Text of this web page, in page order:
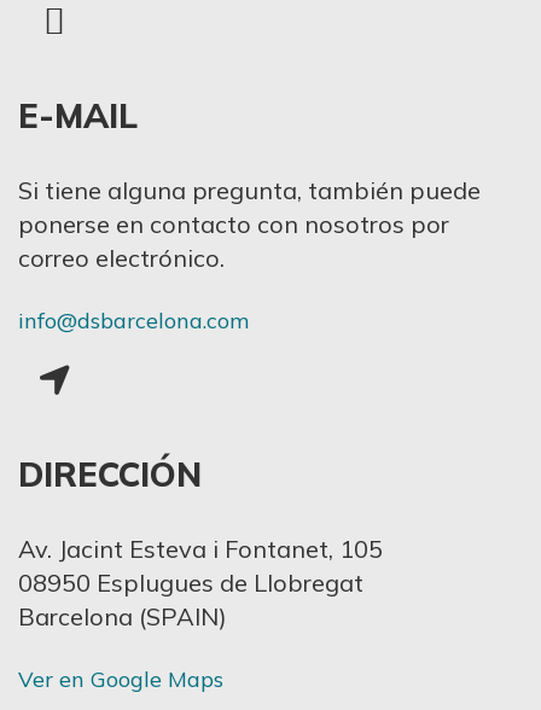
E-MAIL
Si tiene alguna pregunta, también puede
ponerse en contacto con nosotros por
correo electrónico.
info@dsbarcelona.com
DIRECCIÓN
Av. Jacint Esteva i Fontanet, 105
08950 Esplugues de Llobregat
Barcelona (SPAIN)
Ver en Google Maps